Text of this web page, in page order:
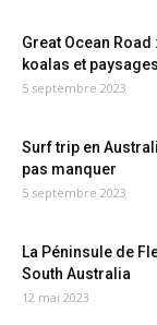
Great Ocean
koalas et
5 septembre 2023
Surf trip en
pas manquer
5 septembre 2023
La Péninsule de
South Australia
12 mai 2023